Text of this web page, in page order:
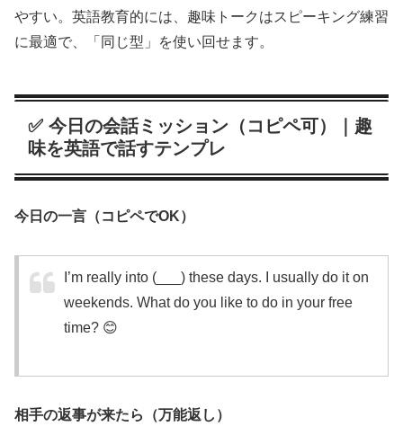
やすい。英語教育的には、趣味トークはスピーキング練習
に最適で、「同じ型」を使い回せます。
✅ 今日の会話ミッション（コピペ可）｜趣
味を英語で話すテンプレ
今日の一言（コピペでOK）
I’m really into (___) these days. I usually do it on
weekends. What do you like to do in your free
time? 😊
相手の返事が来たら（万能返し）